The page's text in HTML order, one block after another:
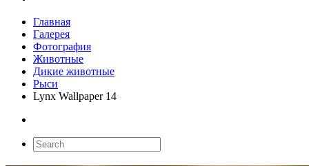
Главная
Галерея
Фотография
Животные
Дикие животные
Рыси
Lynx Wallpaper 14